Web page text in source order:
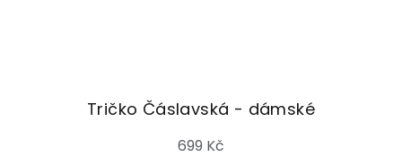
Tričko Čáslavská - dámské
699 Kč